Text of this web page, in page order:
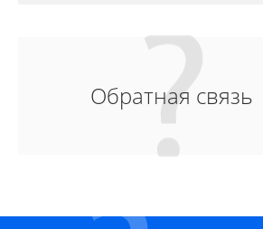
Обратная связь